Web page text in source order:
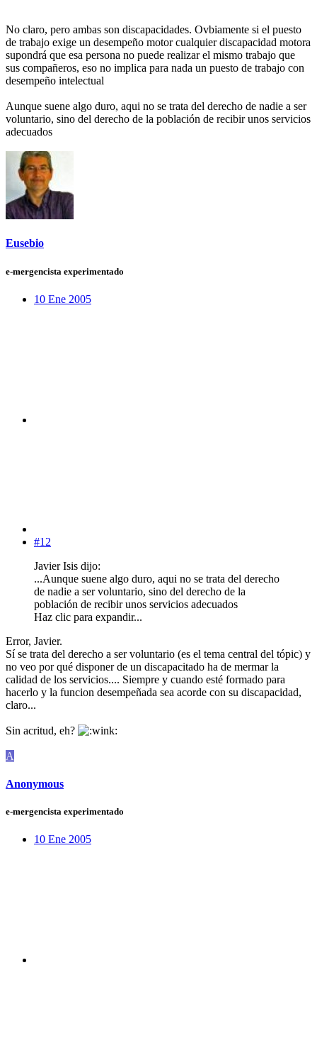
No claro, pero ambas son discapacidades. Ovbiamente si el puesto
de trabajo exige un desempeño motor cualquier discapacidad motora
supondrá que esa persona no puede realizar el mismo trabajo que
sus compañeros, eso no implica para nada un puesto de trabajo con
desempeño intelectual
Aunque suene algo duro, aqui no se trata del derecho de nadie a ser
voluntario, sino del derecho de la población de recibir unos servicios
adecuados
Eusebio
e-mergencista experimentado
10 Ene 2005
#12
Javier Isis dijo:
...Aunque suene algo duro, aqui no se trata del derecho
de nadie a ser voluntario, sino del derecho de la
población de recibir unos servicios adecuados
Haz clic para expandir...
Error, Javier.
Sí se trata del derecho a ser voluntario (es el tema central del tópic) y
no veo por qué disponer de un discapacitado ha de mermar la
calidad de los servicios.... Siempre y cuando esté formado para
hacerlo y la funcion desempeñada sea acorde con su discapacidad,
claro...
Sin acritud, eh?
A
Anonymous
e-mergencista experimentado
10 Ene 2005